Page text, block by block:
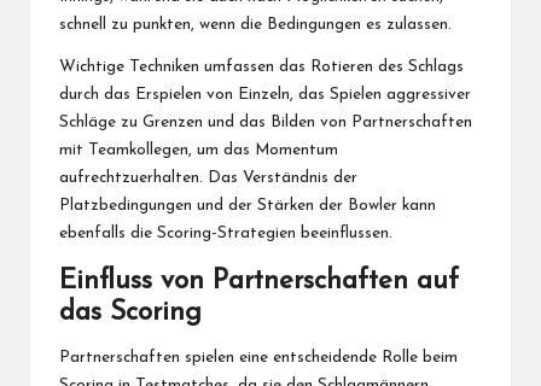
schnell zu punkten, wenn die Bedingungen es zulassen.
Wichtige Techniken umfassen das Rotieren des Schlags
durch das Erspielen von Einzeln, das Spielen aggressiver
Schläge zu Grenzen und das Bilden von Partnerschaften
mit Teamkollegen, um das Momentum
aufrechtzuerhalten. Das Verständnis der
Platzbedingungen und der Stärken der Bowler kann
ebenfalls die Scoring-Strategien beeinflussen.
Einfluss von Partnerschaften auf
das Scoring
Partnerschaften spielen eine entscheidende Rolle beim